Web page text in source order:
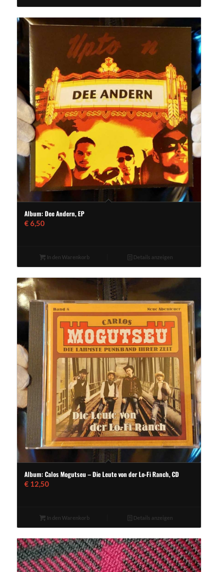
Album: Dee Andern, EP
€6,50
In den Warenkorb Details anzeigen
Album: Calos Mogutseu – Die Leute von der Lo-Fi Ranch, CD
€12,50
In den Warenkorb Details anzeigen